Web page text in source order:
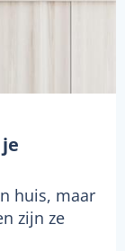
huis, maar
zijn ze